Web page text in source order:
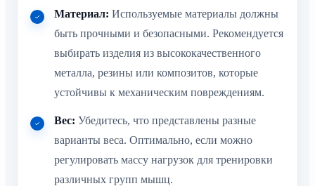
Материал: Используемые материалы должны
быть прочными и безопасными. Рекомендуется
выбирать изделия из высококачественного
металла, резины или композитов, которые
устойчивы к механическим повреждениям.
Вес: Убедитесь, что представлены разные
варианты веса. Оптимально, если можно
регулировать массу нагрузок для тренировки
различных групп мышц.